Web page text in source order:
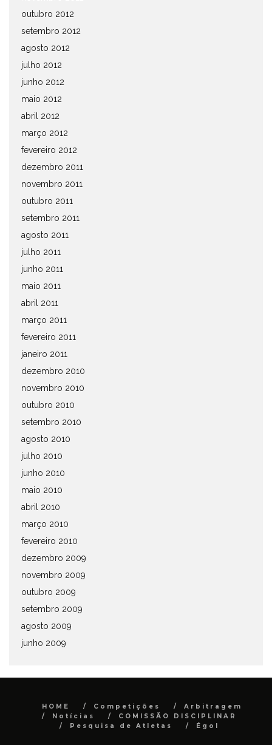
outubro 2012
setembro 2012
agosto 2012
julho 2012
junho 2012
maio 2012
abril 2012
março 2012
fevereiro 2012
dezembro 2011
novembro 2011
outubro 2011
setembro 2011
agosto 2011
julho 2011
junho 2011
maio 2011
abril 2011
março 2011
fevereiro 2011
janeiro 2011
dezembro 2010
novembro 2010
outubro 2010
setembro 2010
agosto 2010
julho 2010
junho 2010
maio 2010
abril 2010
março 2010
fevereiro 2010
dezembro 2009
novembro 2009
outubro 2009
setembro 2009
agosto 2009
junho 2009
HOME Competições
Arbitragem
Notícias
COMISSÃO DISCIPLINAR
Pesquisa de Atletas
Égol